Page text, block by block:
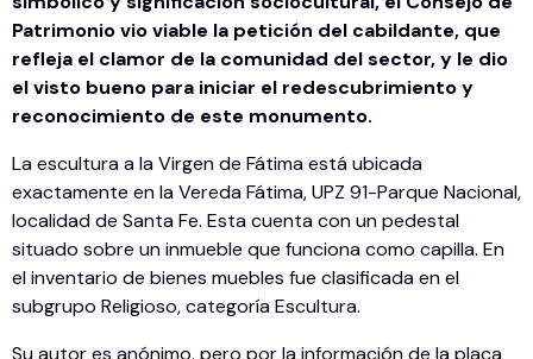
Patrimonio vio viable la petición del cabildante, que
refleja el clamor de la comunidad del sector, y le dio
el visto bueno para iniciar el redescubrimiento y
reconocimiento de este monumento.
La escultura a la Virgen de Fátima está ubicada
exactamente en la Vereda Fátima, UPZ 91-Parque Nacional,
localidad de Santa Fe. Esta cuenta con un pedestal
situado sobre un inmueble que funciona como capilla. En
el inventario de bienes muebles fue clasificada en el
subgrupo Religioso, categoría Escultura.
Su autor es anónimo, pero por la información de la placa